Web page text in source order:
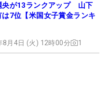
央が13ランクアップ 山下
は7位【米国女子賞金ランキ
8月4日 (火) 12時00分 1